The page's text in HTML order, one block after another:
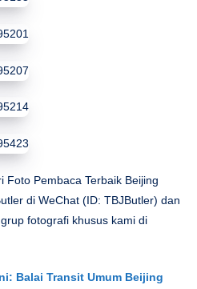
Foto Pembaca Terbaik Beijing
di WeChat (ID: TBJButler) dan
fotografi khusus kami di
Balai Transit Umum Beijing